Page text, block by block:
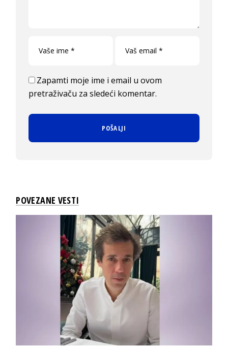
Zapamti moje ime i email u ovom
pretraživaču za sledeći komentar.
POVEZANE VESTI